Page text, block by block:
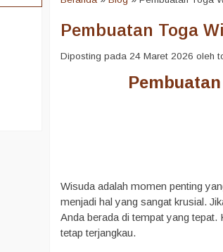
Pembuatan Toga
Diposting pada 24 Maret 2026 oleh
Wisuda adalah momen penting
menjadi hal yang sangat krusial.
Anda berada di tempat yang
tetap terjangkau.